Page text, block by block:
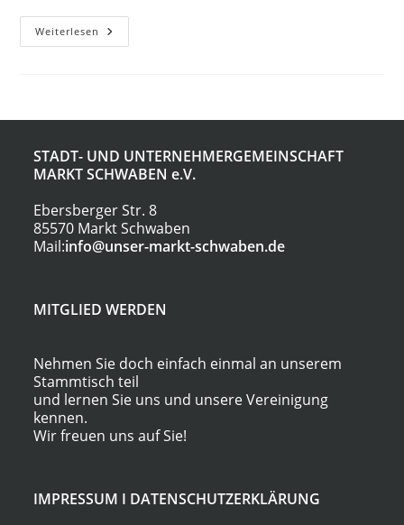
Weiterlesen A.
U.
STADT- UND UNTERNEHMERGEMEINSCHAFT
MARKT SCHWABEN e.V.
Ebersberger Str. 8
85570 Markt Schwaben
Mail:info@unser-markt-schwaben.de
MITGLIED WERDEN
Nehmen Sie doch einfach einmal an unserem
Stammtisch teil
und lernen Sie uns und unsere Vereinigung
kennen.
Wir freuen uns auf Sie!
IMPRESSUM I DATENSCHUTZERKLÄRUNG